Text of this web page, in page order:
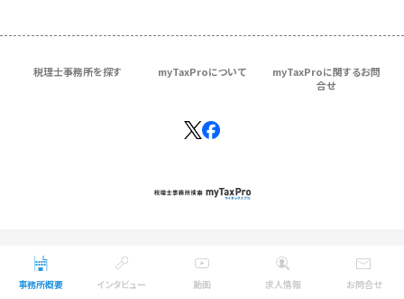
事務所概要 インタビュー 動画 求人情報 お問合せ
税理士事務所を探す myTaxProについて
myTaxProに関するお問
合せ
Copyright © ＴＫＣ Corporation
All Rights Reserved.